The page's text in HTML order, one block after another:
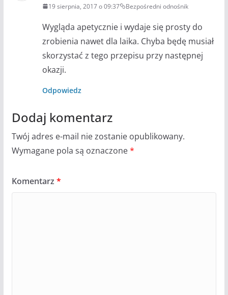
19 sierpnia, 2017 o 09:37 Bezpośredni odnośnik
Wygląda apetycznie i wydaje się prosty do
zrobienia nawet dla laika. Chyba będę musiał
skorzystać z tego przepisu przy następnej
okazji.
Odpowiedz
Dodaj komentarz
Twój adres e-mail nie zostanie opublikowany.
Wymagane pola są oznaczone*
Komentarz *